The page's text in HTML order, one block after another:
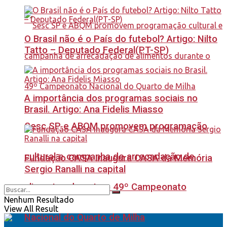
Sesc SP e ABQM promovem programação
cultural e campanha de arrecadação de
alimentos durante o 49º Campeonato
Nacional do Quarto de Milha
O Brasil não é o País do futebol? Artigo: Nilto
Tatto – Deputado Federal(PT-SP)
A importância dos programas sociais no
Brasil. Artigo: Ana Fidelis Miasso
Fundação CASA inaugura CASA da Memória
Sergio Ranalli na capital
Nenhum Resultado
View All Result